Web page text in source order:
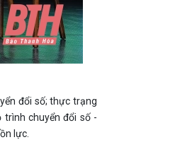
đổi số; thực trạng
chuyển đổi số -
lực.